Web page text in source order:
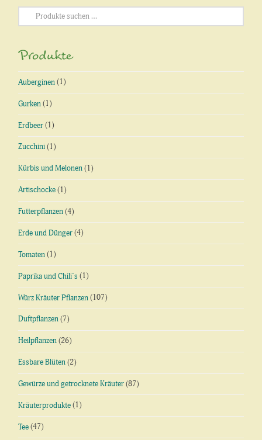
Suchen
nach:
Produkte
Auberginen (1)
Gurken (1)
Erdbeer (1)
Zucchini (1)
Kürbis und Melonen (1)
Artischocke (1)
Futterpflanzen (4)
Erde und Dünger (4)
Tomaten (1)
Paprika und Chili´s (1)
Würz Kräuter Pflanzen (107)
Duftpflanzen (7)
Heilpflanzen (26)
Essbare Blüten (2)
Gewürze und getrocknete Kräuter (87)
Kräuterprodukte (1)
Tee (47)